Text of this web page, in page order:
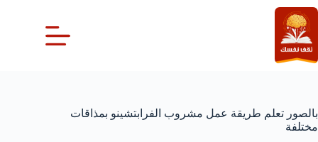
التجاوز
إلى
المحتوى
بالصور تعلم طريقة عمل مشروب الفرابتشينو بمذاقات
مختلفة